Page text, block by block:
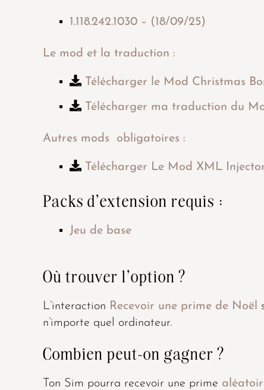
1.118.242.1030 – (18/09/25)
Le mod et la traduction :
Télécharger le Mod Christmas
Télécharger ma traduction du
Autres mods obligatoires :
Télécharger Le Mod XML
Packs d’extension requis :
Jeu de base
Où trouver l'option ?
L’interaction Recevoir une prime de Noël
n’importe quel ordinateur.
Combien peut-on gagner ?
Ton Sim pourra recevoir une prime